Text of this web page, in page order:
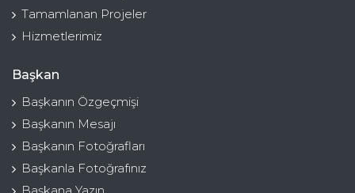
Tamamlanan Projeler
Hizmetlerimiz
Başkan
Başkanın Özgeçmişi
Başkanın Mesajı
Başkanın Fotoğrafları
Başkanla Fotoğrafınız